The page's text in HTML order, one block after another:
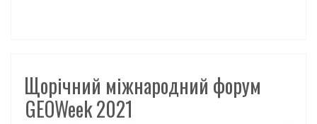
Щорічний міжнародний форум
GEOWeek 2021